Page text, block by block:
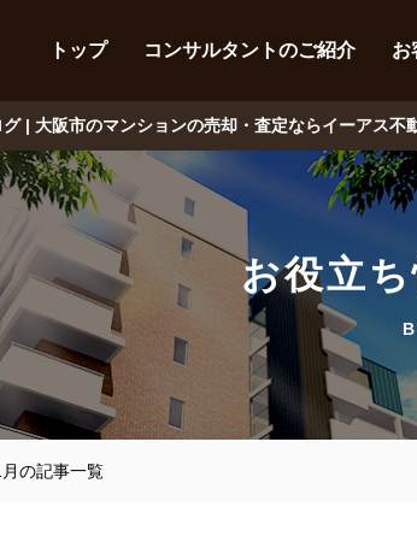
トップ コンサルタントのご紹介 お
| 大阪市のマンションの売却・査定ならイーアス不
お役立
の記事一覧